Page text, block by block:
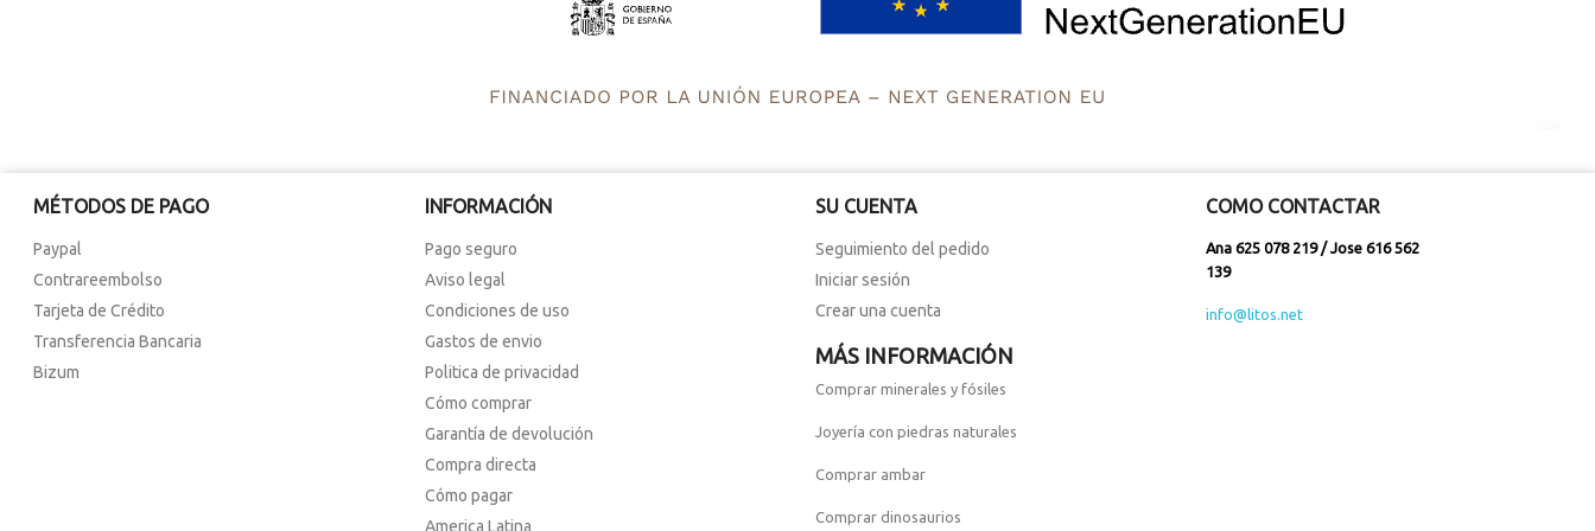
MÉTODOS DE PAGO
Paypal
Contrareembolso
Tarjeta de Crédito
Transferencia Bancaria
Bizum
INFORMACIÓN
Pago seguro
Aviso legal
Condiciones de uso
Gastos de envio
Politica de privacidad
Cómo comprar
Garantía de devolución
Compra directa
Cómo pagar
America Latina
SU CUENTA
Seguimiento del pedido
Iniciar sesión
Crear una cuenta
COMO CONTACTAR
Ana 625 078 219 / Jose 616 562
139
info@litos.net
MÁS INFORMACIÓN
Comprar minerales y fósiles
Joyería con piedras naturales
Comprar ambar
Comprar dinosaurios